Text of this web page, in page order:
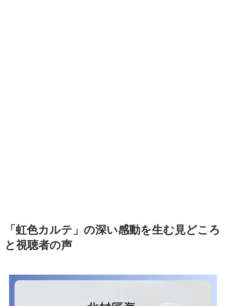
「虹色カルテ」の深い感動を生む見どころ
と視聴者の声